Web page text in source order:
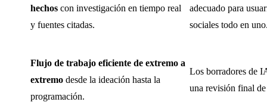
hechos con investigación en tiempo real
y fuentes citadas.
adecuado para
sociales todo en
Flujo de trabajo eficiente de extremo a
extremo desde la ideación hasta la
programación.
Los borradores de
una revisión final